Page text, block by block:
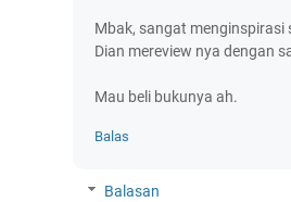
Mbak, sangat menginspirasi
Dian mereview nya dengan
Mau beli bukunya ah.
Balas
Balasan